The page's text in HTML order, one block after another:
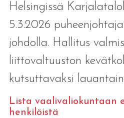
Helsingissä
5.3.2026
johdolla. Hallitus
liittovaltuuston
kutsuttavaksi
Lista vaalivaliokuntaan
henkilöistä